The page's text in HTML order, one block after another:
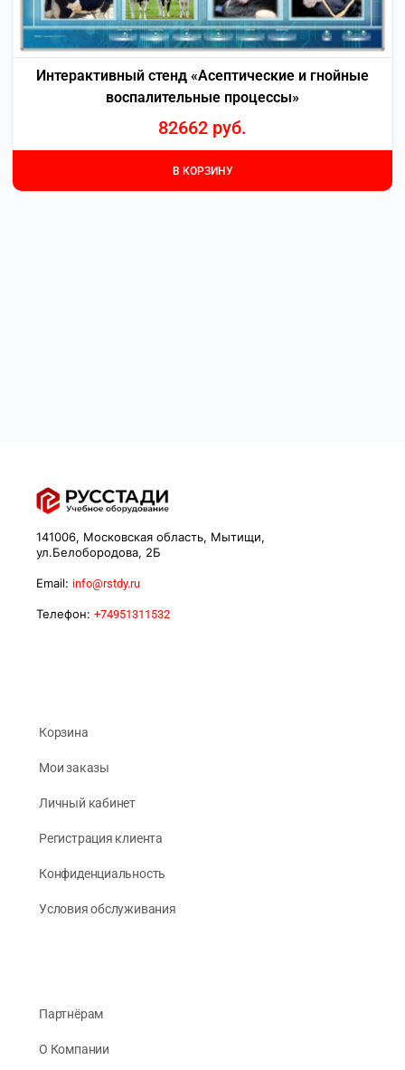
Интерактивный стенд «Асептические и гнойные
воспалительные процессы»
82662 руб.
В КОРЗИНУ
141006, Московская область, Мытищи,
ул.Белобородова, 2Б
Email: info@rstdy.ru
Телефон: +74951311532
Корзина
Мои заказы
Личный кабинет
Регистрация клиента
Конфиденциальность
Условия обслуживания
Партнёрам
О Компании